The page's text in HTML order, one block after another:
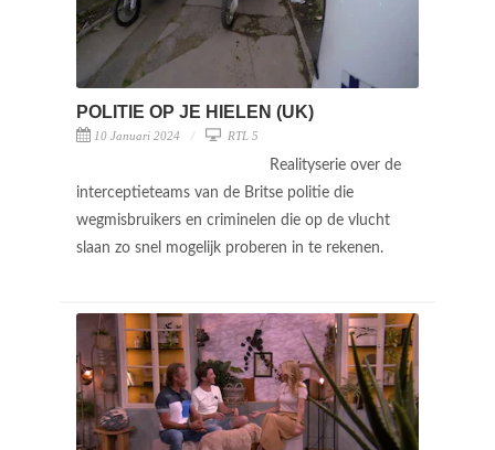
POLITIE OP JE HIELEN (UK)
10 Januari 2024 RTL 5
Realityserie over de
interceptieteams van de Britse politie die
wegmisbruikers en criminelen die op de vlucht
slaan zo snel mogelijk proberen in te rekenen.